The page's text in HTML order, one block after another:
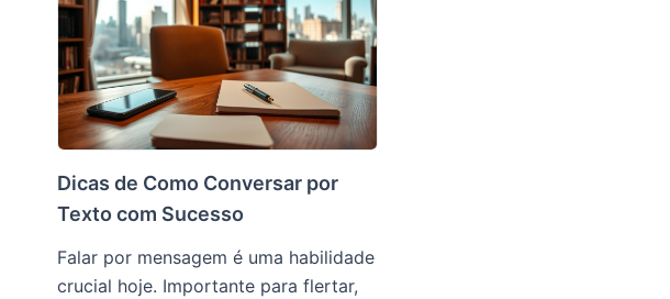
Dicas de Como Conversar por
Texto com Sucesso
Falar por mensagem é uma habilidade
crucial hoje. Importante para flertar,